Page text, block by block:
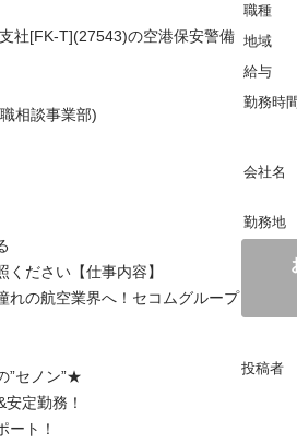
社[FK-T](27543)の空港保安警備
相談事業部)
ください【仕事内容】
れの航空業界へ！セコムグループ
”セノン”★
定勤務！
ート！
職種
地域
給与
勤務時間
会社名
勤務地
投稿者